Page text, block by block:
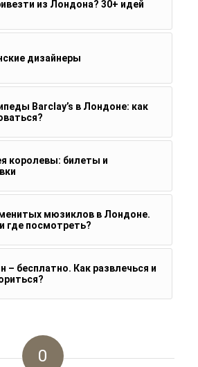
из Лондона? 30+ идей
дизайнеры
Barclay’s в Лондоне: как
королевы: билеты и
мюзиклов в Лондоне.
где посмотреть?
– бесплатно. Как развлечься и
0